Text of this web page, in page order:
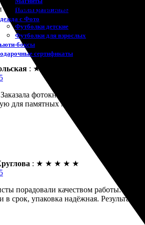
Пазлы магнитные
с Фото
Футболки детские
Футболки для взрослых
боксы
сертификаты
на заказ. Процесс
: ★
фотокнигу быстро и без
для памятных моментов.
: ★ ★ ★ ★ ★
порадовали качеством работы.
в срок, упаковка надёжная. Результат